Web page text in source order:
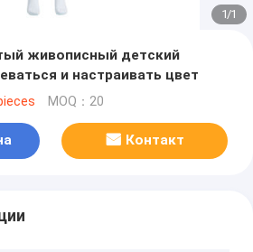
1/1
живописный детский
и настраивать цвет
MOQ：20
Контакт